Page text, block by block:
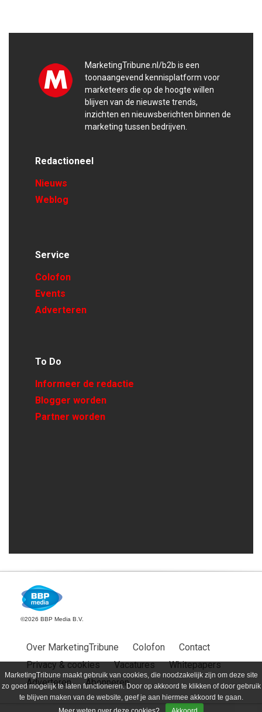
MarketingTribune maakt gebruik van cookies, die noodzakelijk zijn om deze site
zo goed mogelijk te laten functioneren. Door op akkoord te klikken of door gebruik
te blijven maken van de website, geef je aan hiermee akkoord te gaan.
MarketingTribune.nl/b2b is een
toonaangevend kennisplatform voor
marketeers die op de hoogte willen
blijven van de nieuwste trends,
inzichten en nieuwsberichten binnen de
marketing tussen bedrijven.
Redactioneel
Nieuws
Weblog
Service
Colofon
Events
Adverteren
To Do
Informeer de redactie
Blogger worden
Partner worden
©2026 BBP Media B.V.
Over MarketingTribune Colofon
Contact
Privacy & cookies
Vacatures
Whitepapers
Adverteren
Abonneren